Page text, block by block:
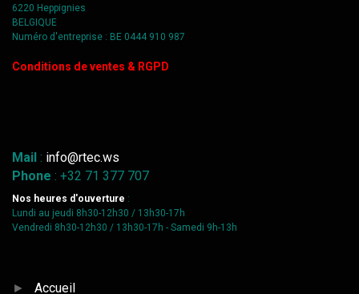
6220 Heppignies
BELGIQUE
Numéro d'entreprise : BE 0444 910 987
Conditions de ventes & RGPD
Mail : info@rtec.ws
Phone : +32 71 377 707
Nos heures d'ouverture :
Lundi au jeudi 8h30-12h30 / 13h30-17h
Vendredi 8h30-12h30 / 13h30-17h - Samedi 9h-13h
► Accueil